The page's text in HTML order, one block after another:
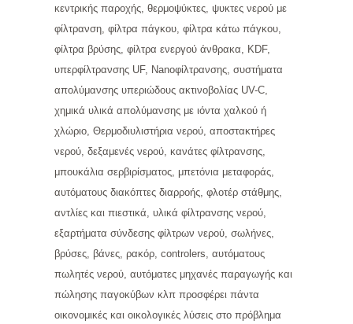
κεντρικής παροχής, θερμοψύκτες, ψυκτες νερού με
φίλτρανση, φίλτρα πάγκου, φίλτρα κάτω πάγκου,
φίλτρα βρύσης, φίλτρα ενεργού άνθρακα, KDF,
υπερφίλτρανσης UF, Nanoφίλτρανσης, συστήματα
απολύμανσης υπεριώδους ακτινοβολίας UV-C,
χημικά υλικά απολύμανσης με ιόντα χαλκού ή
χλώριο, Θερμοδιυλιστήρια νερού, αποστακτήρες
νερού, δεξαμενές νερού, κανάτες φίλτρανσης,
μπουκάλια σερβιρίσματος, μπετόνια μεταφοράς,
αυτόματους διακόπτες διαρροής, φλοτέρ στάθμης,
αντλίες και πιεστικά, υλικά φίλτρανσης νερού,
εξαρτήματα σύνδεσης φίλτρων νερού, σωλήνες,
βρύσες, βάνες, ρακόρ, controlers, αυτόματους
πωλητές νερού, αυτόματες μηχανές παραγωγής και
πώλησης παγοκύβων κλπ προσφέρει πάντα
οικονομικές και οικολογικές λύσεις στο πρόβλημα